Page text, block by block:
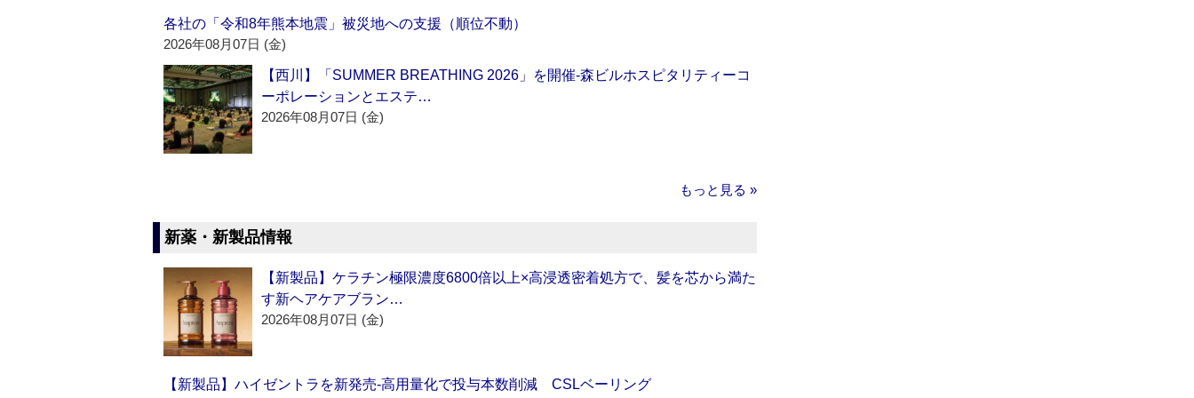
各社の「令和8年熊本地震」被災地への支援（順位不動）
2026年08月07日 (金)
【西川】「SUMMER BREATHING 2026」を開催‐森ビルホスピタリティーコ
ーポレーションとエステ…
2026年08月07日 (金)
もっと見る »
新薬・新製品情報
【新製品】ケラチン極限濃度6800倍以上×高浸透密着処方で、髪を芯から満た
す新ヘアケアブラン…
2026年08月07日 (金)
【新製品】ハイゼントラを新発売‐高用量化で投与本数削減 CSLベーリング